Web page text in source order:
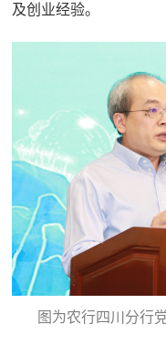
及创业经验。
图为农行四川分行